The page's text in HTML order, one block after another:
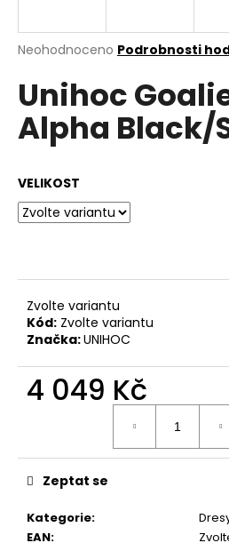
Průměrné
produktu
je
0,0
z
Neohodnoceno Podrobnosti
Unihoc
Alpha Black/
VELIKOST
Zvolte variantu
Kód: Zvolte variantu
Značka:UNIHOC
4 049 Kč
Kategorie:
EAN:
Zeptat se
j
t
?
D
o
p
o
r
č
e
m